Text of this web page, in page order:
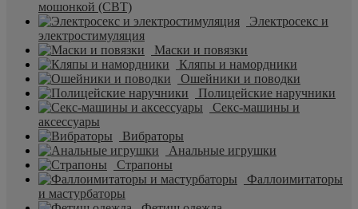
мошонкой (CBT)
Электросекс и
электростимуляция
Маски и повязки
Кляпы и намордники
Ошейники и поводки
Полицейские наручники
Секс-машины и
аксессуары
Вибраторы
Анальные игрушки
Страпоны
Фаллоимитаторы
и мастурбаторы